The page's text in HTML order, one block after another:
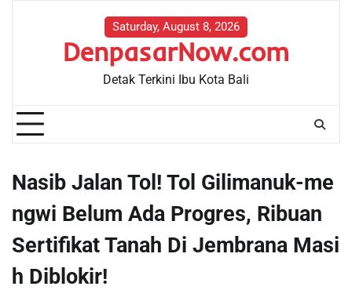
Saturday, August 8, 2026
DenpasarNow.com
Detak Terkini Ibu Kota Bali
Nasib Jalan Tol! Tol Gilimanuk-me
ngwi Belum Ada Progres, Ribuan
Sertifikat Tanah Di Jembrana Masi
h Diblokir!